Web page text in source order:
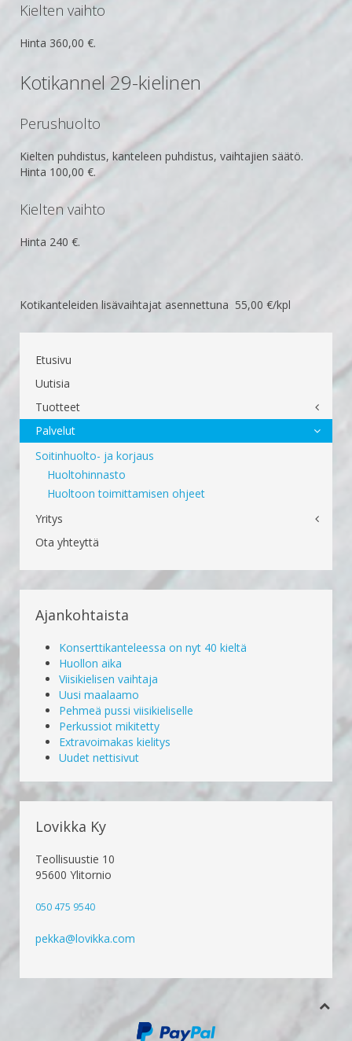
Kielten vaihto
Hinta 360,00 €.
Kotikannel 29-kielinen
Perushuolto
Kielten puhdistus, kanteleen puhdistus, vaihtajien säätö.
Hinta 100,00 €.
Kielten vaihto
Hinta 240 €.
Kotikanteleiden lisävaihtajat asennettuna 55,00 €/kpl
Etusivu
Uutisia
Tuotteet
Palvelut
Soitinhuolto- ja korjaus
Huoltohinnasto
Huoltoon toimittamisen ohjeet
Yritys
Ota yhteyttä
Ajankohtaista
Konserttikanteleessa on nyt 40 kieltä
Huollon aika
Viisikielisen vaihtaja
Uusi maalaamo
Pehmeä pussi viisikieliselle
Perkussiot mikitetty
Extravoimakas kielitys
Uudet nettisivut
Lovikka Ky
Teollisuustie 10
95600 Ylitornio
050 475 9540
pekka@lovikka.com